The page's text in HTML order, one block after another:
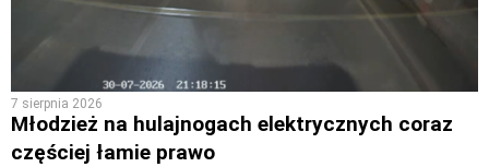
7 sierpnia 2026
Młodzież na hulajnogach elektrycznych coraz
częściej łamie prawo